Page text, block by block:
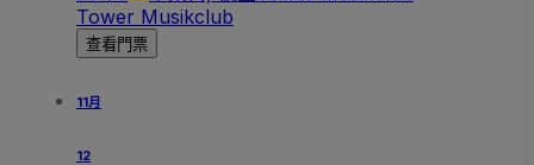
Tower Musikclub
查看門票
11月
12